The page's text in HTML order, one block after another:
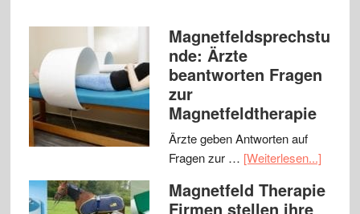
Magnetfeldsprechstu
nde: Ärzte
beantworten Fragen
zur
Magnetfeldtherapie
Ärzte geben Antworten auf
Fragen zur … [Weiterlesen...]
Magnetfeld Therapie
Firmen stellen ihre